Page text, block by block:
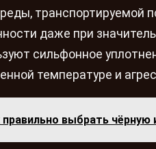
транспортируемой
даже при
сильфонное
температуре и
правильно выбрать